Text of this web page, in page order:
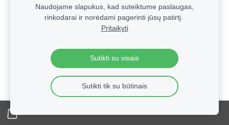
Technologinės verslo dovanos su logotipu | Reklaminė
Naudojame slapukus, kad suteiktume paslaugas,
rinkodarai ir norėdami pagerinti jūsų patirtį.
Pritaikyti
Sutikti su visais
Sutikti tik su būtinais